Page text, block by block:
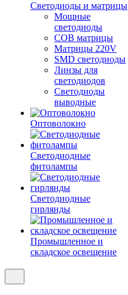
Светодиоды и матрицы
Мощные
светодиоды
COB матрицы
Матрицы 220V
SMD светодиоды
Линзы для
светодиодов
Светодиоды
выводные
Оптоволокно
Светодиодные
фитолампы
Светодиодные
гирлянды
Промышленное и
складское освещение